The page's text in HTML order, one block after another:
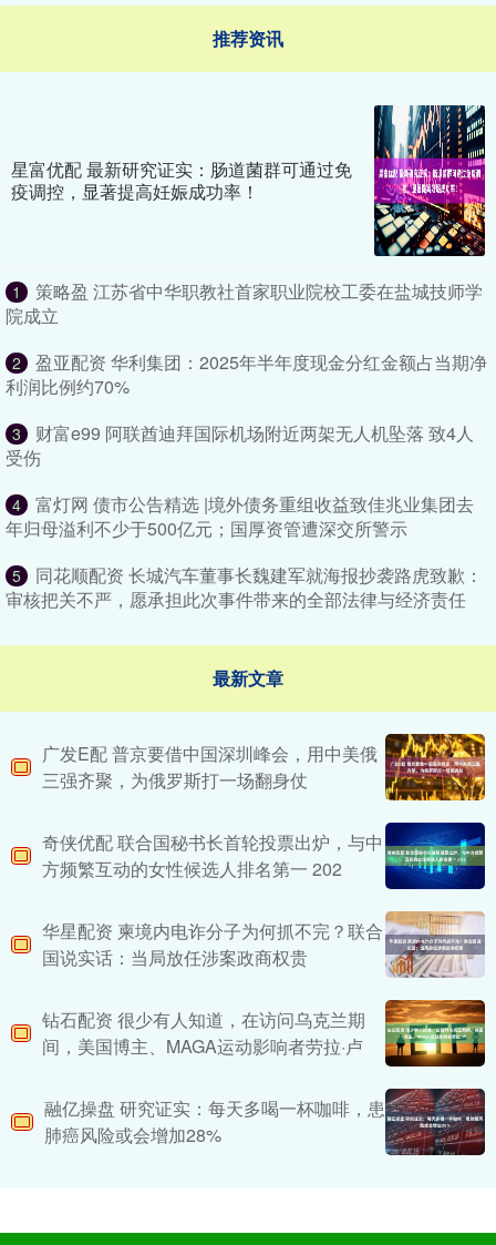
推荐资讯
星富优配 最新研究证实：肠道菌群可通过免
疫调控，显著提高妊娠成功率！
1
策略盈 江苏省中华职教社首家职业院校工委在盐城技师学
院成立
2
盈亚配资 华利集团：2025年半年度现金分红金额占当期净
利润比例约70%
3
财富e99 阿联酋迪拜国际机场附近两架无人机坠落 致4人
受伤
4
富灯网 债市公告精选 |境外债务重组收益致佳兆业集团去
年归母溢利不少于500亿元；国厚资管遭深交所警示
5
同花顺配资 长城汽车董事长魏建军就海报抄袭路虎致歉：
审核把关不严，愿承担此次事件带来的全部法律与经济责任
最新文章
广发E配 普京要借中国深圳峰会，用中美俄
三强齐聚，为俄罗斯打一场翻身仗
奇侠优配 联合国秘书长首轮投票出炉，与中
方频繁互动的女性候选人排名第一 202
华星配资 柬境内电诈分子为何抓不完？联合
国说实话：当局放任涉案政商权贵
钻石配资 很少有人知道，在访问乌克兰期
间，美国博主、MAGA运动影响者劳拉·卢
融亿操盘 研究证实：每天多喝一杯咖啡，患
肺癌风险或会增加28%